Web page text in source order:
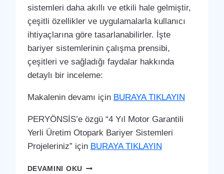
sistemleri daha akıllı ve etkili hale gelmiştir,
çeşitli özellikler ve uygulamalarla kullanıcı
ihtiyaçlarına göre tasarlanabilirler. İşte
bariyer sistemlerinin çalışma prensibi,
çeşitleri ve sağladığı faydalar hakkında
detaylı bir inceleme:
Makalenin devamı için BURAYA TIKLAYIN
PERYÖNSİS’e özgü “4 Yıl Motor Garantili
Yerli Üretim Otopark Bariyer Sistemleri
Projeleriniz” için BURAYA TIKLAYIN
DEVAMINI OKUBEŞIKTAŞ